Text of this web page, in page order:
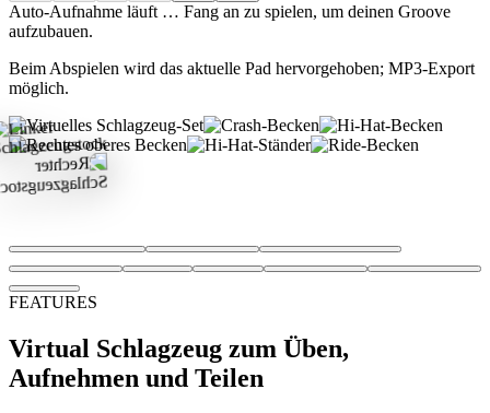
Auto-Aufnahme läuft … Fang an zu spielen, um deinen Groove
aufzubauen.
Beim Abspielen wird das aktuelle Pad hervorgehoben; MP3-Export
möglich.
FEATURES
Virtual Schlagzeug zum Üben,
Aufnehmen und Teilen